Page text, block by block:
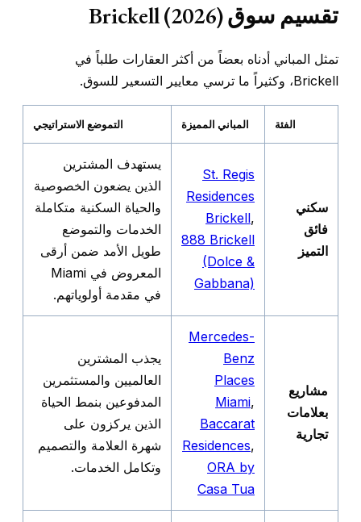
تقسيم سوق Brickell (2026)
تمثل المباني أدناه بعضاً من أكثر العقارات طلباً في
Brickell، وكثيراً ما ترسي معايير التسعير للسوق.
الفئة المباني المميزة التموضع الاستراتيجي
سكني
فائق
التميز
St. Regis
Residences
Brickell,
888 Brickell
(Dolce &
Gabbana)
يستهدف المشترين
الذين يضعون الخصوصية
والحياة السكنية متكاملة
الخدمات والتموضع
طويل الأمد ضمن أرقى
المعروض في Miami
في مقدمة أولوياتهم.
مشاريع
بعلامات
تجارية
Mercedes-
Benz
Places
Miami,
Baccarat
Residences,
ORA by
Casa Tua
يجذب المشترين
العالميين والمستثمرين
المدفوعين بنمط الحياة
الذين يركزون على
شهرة العلامة والتصميم
وتكامل الخدمات.